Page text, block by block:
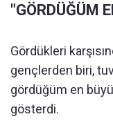
"GÖRDÜĞÜM
Gördükleri
gençlerden biri,
gördüğüm en
gösterdi.